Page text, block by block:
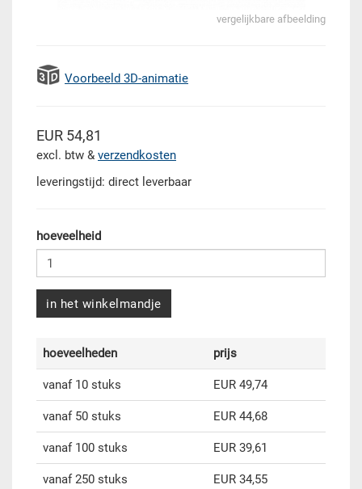
vergelijkbare afbeelding
Voorbeeld 3D-animatie
EUR 54,81
excl. btw & verzendkosten
leveringstijd: direct leverbaar
hoeveelheid
in het winkelmandje
hoeveelheden prijs
vanaf 10 stuks EUR 49,74
vanaf 50 stuks EUR 44,68
vanaf 100 stuks EUR 39,61
vanaf 250 stuks EUR 34,55